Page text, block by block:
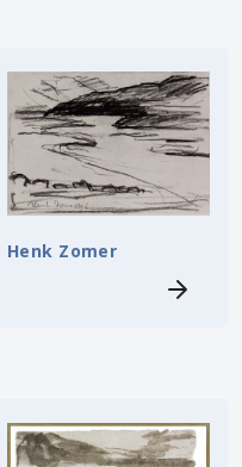
Henk Zomer